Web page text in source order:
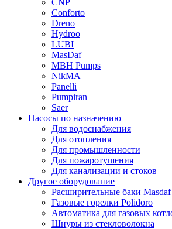
CNP
Conforto
Dreno
Hydroo
LUBI
MasDaf
MBH Pumps
NikMA
Panelli
Pumpiran
Saer
Насосы по назначению
Для водоснабжения
Для отопления
Для промышленности
Для пожаротушения
Для канализации и стоков
Другое оборудование
Расширительные баки Masdaf
Газовые горелки Polidoro
Автоматика для газовых
Шнуры из стекловолокна